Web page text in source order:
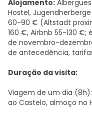
Alojamento:
Hostel,
60-90 € (Altstadt
160 €, Airbnb 55-130
de novembro-
de antecedência,
Duração da visita:
Viagem de um dia
ao Castelo, almoço no